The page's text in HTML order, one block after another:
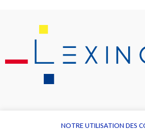
NOTRE UTILISATION DES